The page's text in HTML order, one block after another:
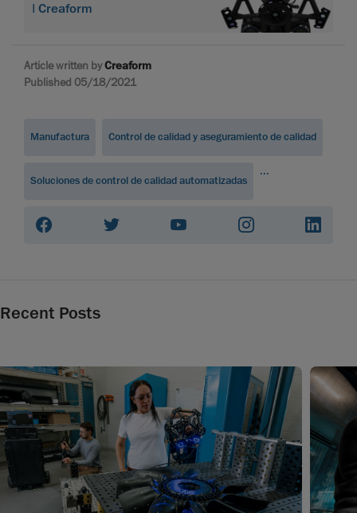
| Creaform
Article written byCreaform
Published 05/18/2021
Manufactura Control de calidad y aseguramiento de calidad
Soluciones de control de calidad automatizadas
...
Recent Posts